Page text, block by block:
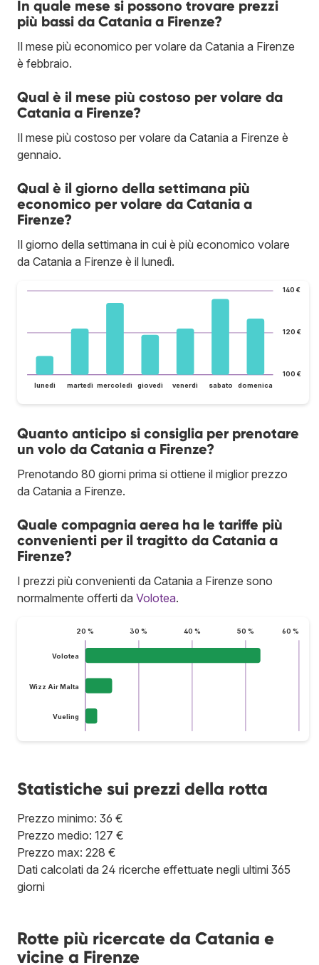
In quale mese si possono trovare prezzi
più bassi da Catania a Firenze?
Il mese più economico per volare da Catania a Firenze
è febbraio.
Qual è il mese più costoso per volare da
Catania a Firenze?
Il mese più costoso per volare da Catania a Firenze è
gennaio.
Qual è il giorno della settimana più
economico per volare da Catania a
Firenze?
Il giorno della settimana in cui è più economico volare
da Catania a Firenze è il lunedì.
100 €
120 €
140 €
lunedì martedì mercoledì giovedì venerdì sabato domenica
Quanto anticipo si consiglia per prenotare
un volo da Catania a Firenze?
Prenotando 80 giorni prima si ottiene il miglior prezzo
da Catania a Firenze.
Quale compagnia aerea ha le tariffe più
convenienti per il tragitto da Catania a
Firenze?
I prezzi più convenienti da Catania a Firenze sono
normalmente offerti da Volotea.
20 % 30 % 40 % 50 % 60 %
Volotea
Wizz Air Malta
Vueling
Statistiche sui prezzi della rotta
Prezzo minimo: 36 €
Prezzo medio: 127 €
Prezzo max: 228 €
Dati calcolati da 24 ricerche effettuate negli ultimi 365
giorni
Rotte più ricercate da Catania e
vicine a Firenze